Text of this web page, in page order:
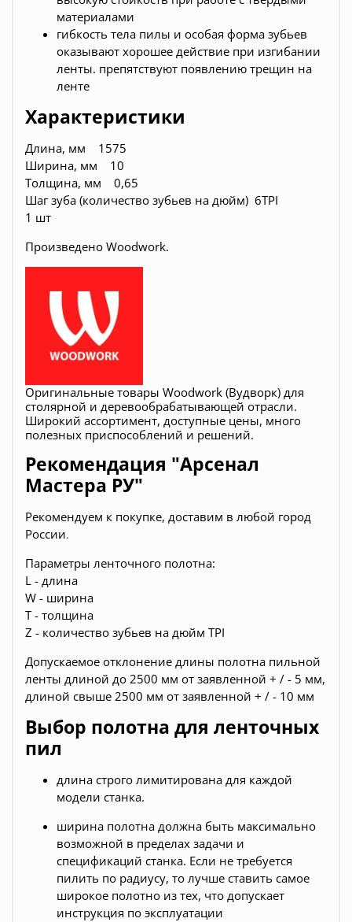
материалами
гибкость тела пилы и особая форма зубьев
оказывают хорошее действие при изгибании
ленты. препятствуют появлению трещин на
ленте
Характеристики
Длина, мм 1575
Ширина, мм 10
Толщина, мм 0,65
Шаг зуба (количество зубьев на дюйм) 6TPI
1 шт
Произведено Woodwork.
Оригинальные товары Woodwork (Вудворк) для
столярной и деревообрабатывающей отрасли.
Широкий ассортимент, доступные цены, много
полезных приспособлений и решений.
Рекомендация "Арсенал
Мастера РУ"
Рекомендуем к покупке, доставим в любой город
России.
Параметры ленточного полотна:
L - длина
W - ширина
T - толщина
Z - количество зубьев на дюйм TPI
Допускаемое отклонение длины полотна пильной
ленты длиной до 2500 мм от заявленной + / - 5 мм,
длиной свыше 2500 мм от заявленной + / - 10 мм
Выбор полотна для ленточных
пил
длина строго лимитирована для каждой
модели станка.
ширина полотна должна быть максимально
возможной в пределах задачи и
спецификаций станка. Если не требуется
пилить по радиусу, то лучше ставить самое
широкое полотно из тех, что допускает
инструкция по эксплуатации